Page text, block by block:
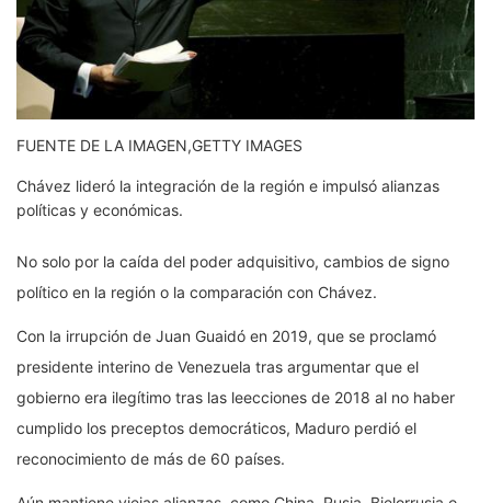
FUENTE DE LA IMAGEN,GETTY IMAGES
Chávez lideró la integración de la región e impulsó alianzas
políticas y económicas.
No solo por la caída del poder adquisitivo, cambios de signo
político en la región o la comparación con Chávez.
Con la irrupción de Juan Guaidó en 2019, que se proclamó
presidente interino de Venezuela tras argumentar que el
gobierno era ilegítimo tras las leecciones de 2018 al no haber
cumplido los preceptos democráticos, Maduro perdió el
reconocimiento de más de 60 países.